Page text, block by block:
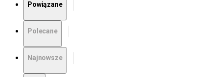
Powiązane
Polecane
Najnowsze